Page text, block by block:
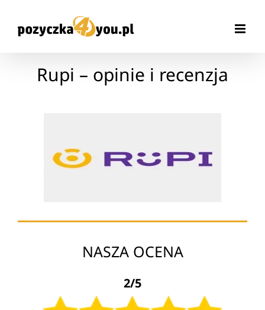
zawartości
Rupi – opinie i recenzja
NASZA OCENA
2/5